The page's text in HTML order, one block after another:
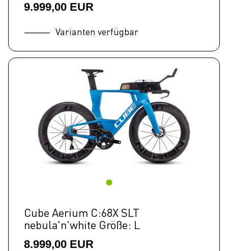
9.999,00 EUR
Varianten verfügbar
Cube Aerium C:68X SLT
nebula'n'white Größe: L
8.999,00 EUR